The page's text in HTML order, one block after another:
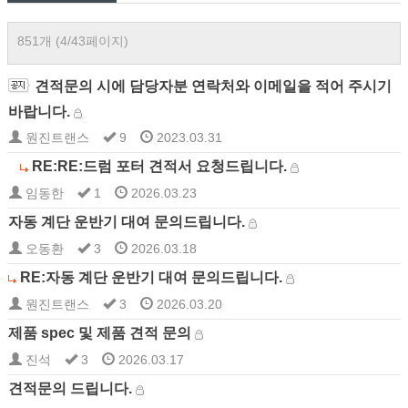
851개 (4/43페이지)
견적문의 시에 담당자분 연락처와 이메일을 적어 주시기
바랍니다.
원진트랜스 9 2023.03.31
RE:RE:드럼 포터 견적서 요청드립니다.
임동한 1 2026.03.23
자동 계단 운반기 대여 문의드립니다.
오동환 3 2026.03.18
RE:자동 계단 운반기 대여 문의드립니다.
원진트랜스 3 2026.03.20
제품 spec 및 제품 견적 문의
진석 3 2026.03.17
견적문의 드립니다.